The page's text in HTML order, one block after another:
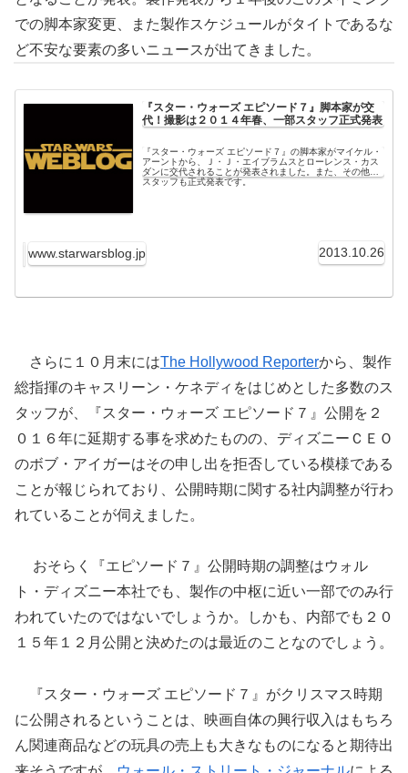
での脚本家変更、また製作スケジュールがタイトであるな
ど不安な要素の多いニュースが出てきました。
『スター・ウォーズ エピソード７』脚本家が交
代！撮影は２０１４年春、一部スタッフ正式発表
『スター・ウォーズ エピソード７』の脚本家がマイケル・
アーントから、Ｊ・Ｊ・エイブラムスとローレンス・カス
ダンに交代されることが発表されました。また、その他の
スタッフも正式発表です。
www.starwarsblog.jp 2013.10.26
さらに１０月末にはThe Hollywood Reporterから、製作
総指揮のキャスリーン・ケネディをはじめとした多数のス
タッフが、『スター・ウォーズ エピソード７』公開を２
０１６年に延期する事を求めたものの、ディズニーＣＥＯ
のボブ・アイガーはその申し出を拒否している模様である
ことが報じられており、公開時期に関する社内調整が行わ
れていることが伺えました。
おそらく『エピソード７』公開時期の調整はウォル
ト・ディズニー本社でも、製作の中枢に近い一部でのみ行
われていたのではないでしょうか。しかも、内部でも２０
１５年１２月公開と決めたのは最近のことなのでしょう。
『スター・ウォーズ エピソード７』がクリスマス時期
に公開されるということは、映画自体の興行収入はもちろ
ん関連商品などの玩具の売上も大きなものになると期待出